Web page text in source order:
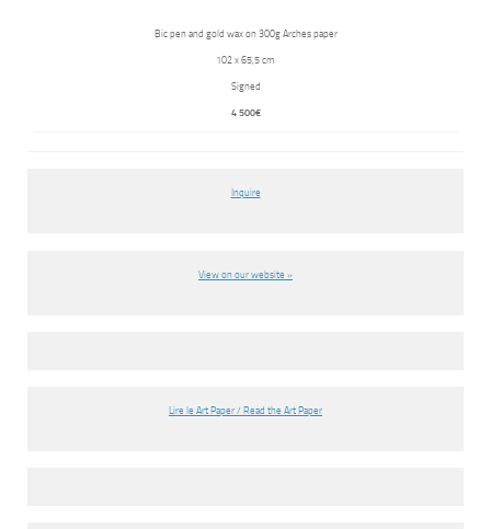
Bic pen and gold wax on 300g Arches paper
102 x 65,5 cm
Signed
4 500€
Inquire
View on our website »
Lire le Art Paper / Read the Art Paper